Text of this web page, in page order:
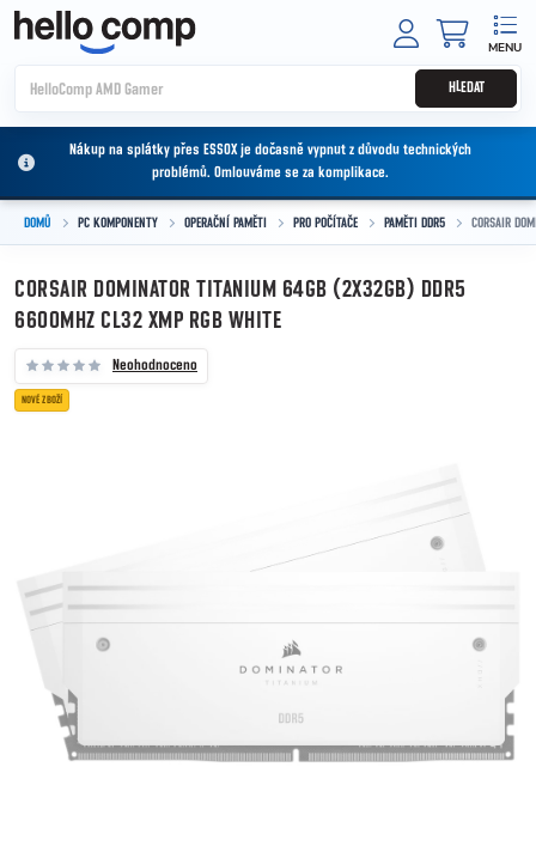
Přejít na obsah
HLEDAT
Nákup na splátky přes ESSOX je dočasně vypnut z důvodu technických
problémů. Omlouváme se za komplikace.
DOMŮ PC KOMPONENTY OPERAČNÍ PAMĚTI PRO POČÍTAČE PAMĚTI DDR5 CORSAIR
CORSAIR DOMINATOR TITANIUM 64GB (2X32GB) DDR5
6600MHZ CL32 XMP RGB WHITE
Neohodnoceno
NOVÉ ZBOŽÍ